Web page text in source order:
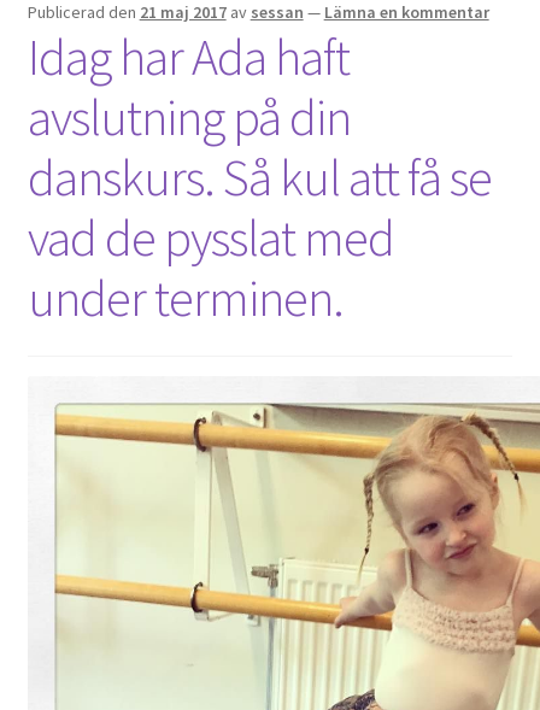
Publicerad den 21 maj 2017 av sessan — Lämna en kommentar
Idag har Ada haft
avslutning på din
danskurs. Så kul att få se
vad de pysslat med
under terminen.